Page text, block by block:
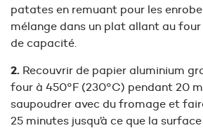
patates en remuant pour les
mélange dans un plat allant au four
de capacité.
Recouvrir de papier aluminium
four à 450°F (230°C) pendant 20
saupoudrer avec du fromage et
25 minutes jusqu’à ce que la